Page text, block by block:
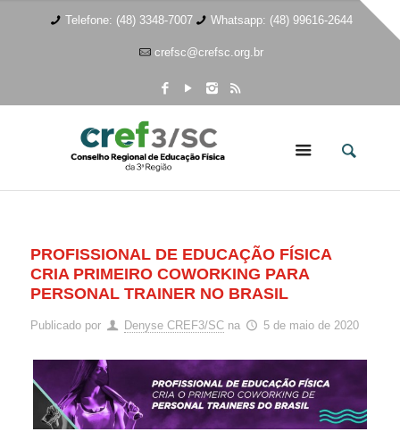
Telefone: (48) 3348-7007 Whatsapp: (48) 99616-2644
crefsc@crefsc.org.br
PROFISSIONAL DE EDUCAÇÃO FÍSICA
CRIA PRIMEIRO COWORKING PARA
PERSONAL TRAINER NO BRASIL
Publicado por Denyse CREF3/SC na 5 de maio de 2020